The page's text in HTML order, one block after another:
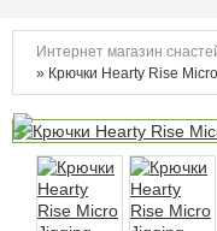
Интернет магазин
» Крючки Hearty Rise